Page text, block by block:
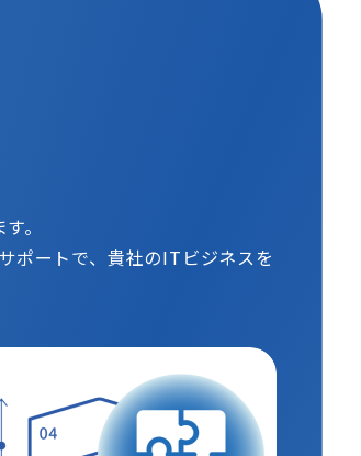
。
ポートで、貴社のITビジネスを